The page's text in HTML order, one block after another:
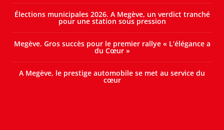
Élections municipales 2026. A Megève, un verdict tranché
pour une station sous pression
Megève. Gros succès pour le premier rallye « L’élégance a
du Cœur »
A Megève, le prestige automobile se met au service du
cœur